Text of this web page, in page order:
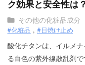
ク効果と安全性は？
その他の化粧品成分
#化粧品 #日焼け止め
酸化チタンは、イルメ
る白色の紫外線散乱剤